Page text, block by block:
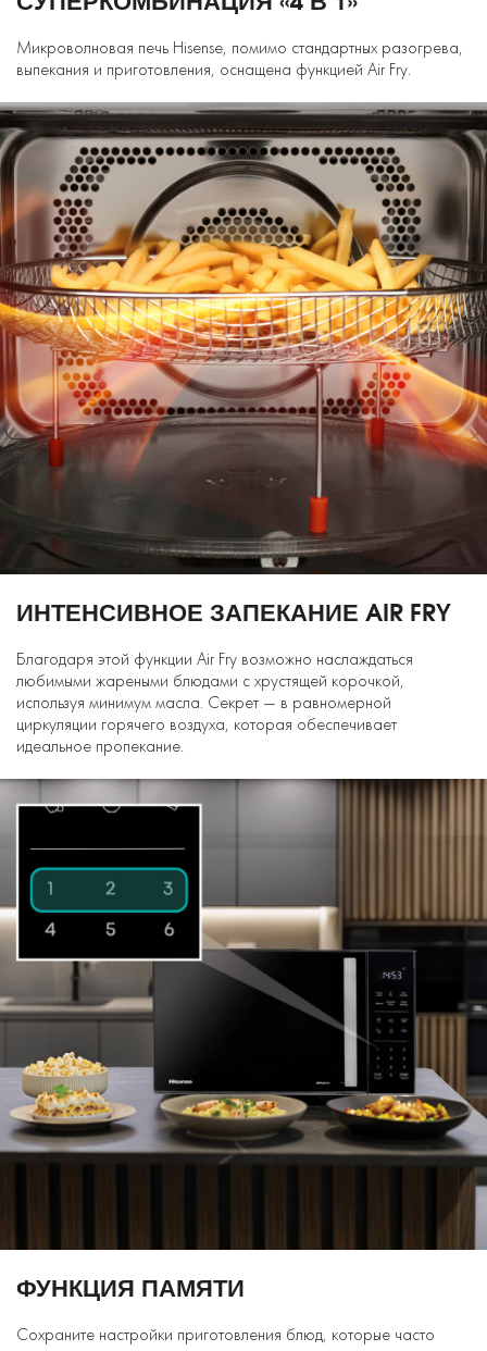
Микроволновая печь Hisense, помимо стандартных разогрева,
выпекания и приготовления, оснащена функцией Air Fry.
ИНТЕНСИВНОЕ ЗАПЕКАНИЕ AIR FRY
Благодаря этой функции Air Fry возможно наслаждаться
любимыми жареными блюдами с хрустящей корочкой,
используя минимум масла. Секрет — в равномерной
циркуляции горячего воздуха, которая обеспечивает
идеальное пропекание.
ФУНКЦИЯ ПАМЯТИ
Сохраните настройки приготовления блюд, которые часто